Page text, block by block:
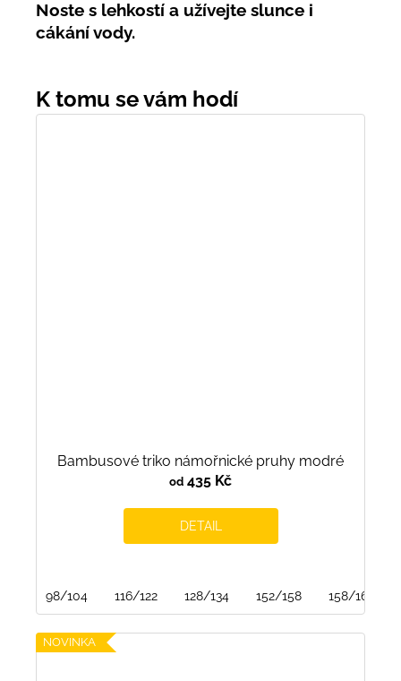
Noste s lehkostí a užívejte slunce i
cákání vody.
Bambusové triko námořnické pruhy modré
od 435 Kč
DETAIL
98/104 116/122 128/134 152/158 158/164
NOVINKA